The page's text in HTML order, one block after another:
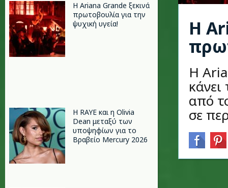
Η Ariana Grande ξεκινά
πρωτοβουλία για την
ψυχική υγεία!
Η RAYE και η Olivia
Dean μεταξύ των
υποψηφίων για το
Βραβείο Mercury 2026
Η
Η
κάνει
από
σε